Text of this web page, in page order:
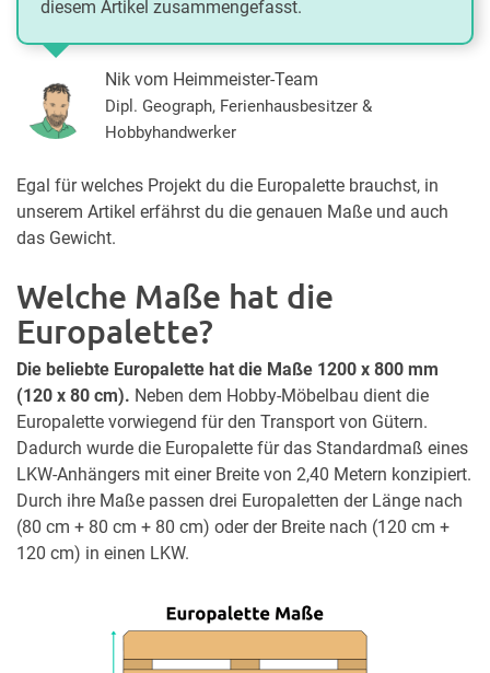
diesem Artikel zusammengefasst.
Nik vom Heimmeister-Team
Dipl. Geograph, Ferienhausbesitzer &
Hobbyhandwerker
Egal für welches Projekt du die Europalette brauchst, in
unserem Artikel erfährst du die genauen Maße und auch
das Gewicht.
Welche Maße hat die
Europalette?
Die beliebte Europalette hat die Maße 1200 x 800 mm
(120 x 80 cm). Neben dem Hobby-Möbelbau dient die
Europalette vorwiegend für den Transport von Gütern.
Dadurch wurde die Europalette für das Standardmaß eines
LKW-Anhängers mit einer Breite von 2,40 Metern konzipiert.
Durch ihre Maße passen drei Europaletten der Länge nach
(80 cm + 80 cm + 80 cm) oder der Breite nach (120 cm +
120 cm) in einen LKW.